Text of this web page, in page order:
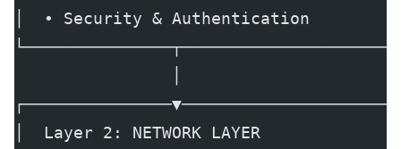
│  • Security & Authentication
│  Layer 2: NETWORK LAYER